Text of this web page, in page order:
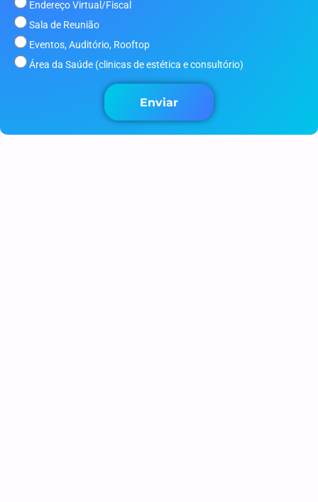
Endereço Virtual/Fiscal
Sala de Reunião
Eventos, Auditório, Rooftop
Área da Saúde (clinicas de estética e consultório)
Enviar